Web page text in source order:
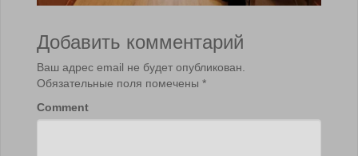
Добавить комментарий
Ваш адрес email не будет опубликован.
Обязательные поля помечены *
Comment